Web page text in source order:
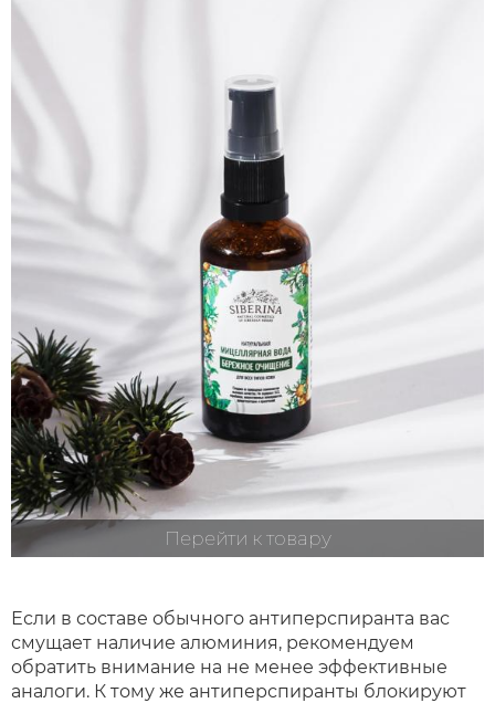
Перейти к товару
Если в составе обычного антиперспиранта вас
смущает наличие алюминия, рекомендуем
обратить внимание на не менее эффективные
аналоги. К тому же антиперспиранты блокируют